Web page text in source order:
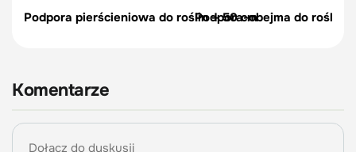
Podpora pierścieniowa do roślin – 50 cmPodpora-obejma do roślin,
Komentarze